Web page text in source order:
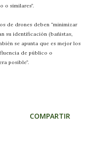
o similares”.
de drones deben “minimizar
su identificación (bañistas,
se apunta que es mejor los
de público o
posible”.
COMPARTIR